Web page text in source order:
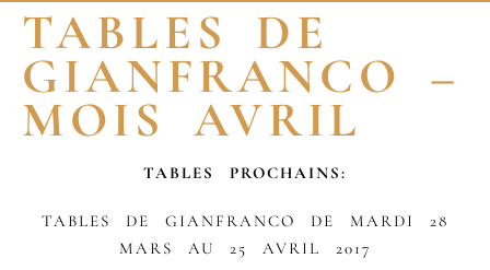
TABLES DE
GIANFRANCO –
MOIS AVRIL
TABLES PROCHAINS:
TABLES DE GIANFRANCO DE MARDI 28
MARS AU 25 AVRIL 2017